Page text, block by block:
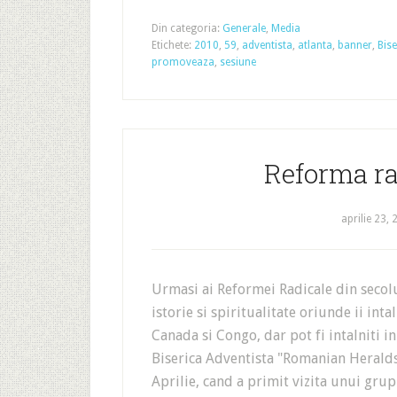
Din categoria: Generale, Media
Etichete: 2010, 59, adventista, atlanta, banner,
promoveaza, sesiune
Reforma
aprilie 23,
Urmasi ai Reformei Radicale din
istorie si spiritualitate oriunde ii
Canada si Congo, dar pot fi intalniti
Biserica Adventista "Romanian
Aprilie, cand a primit vizita unui